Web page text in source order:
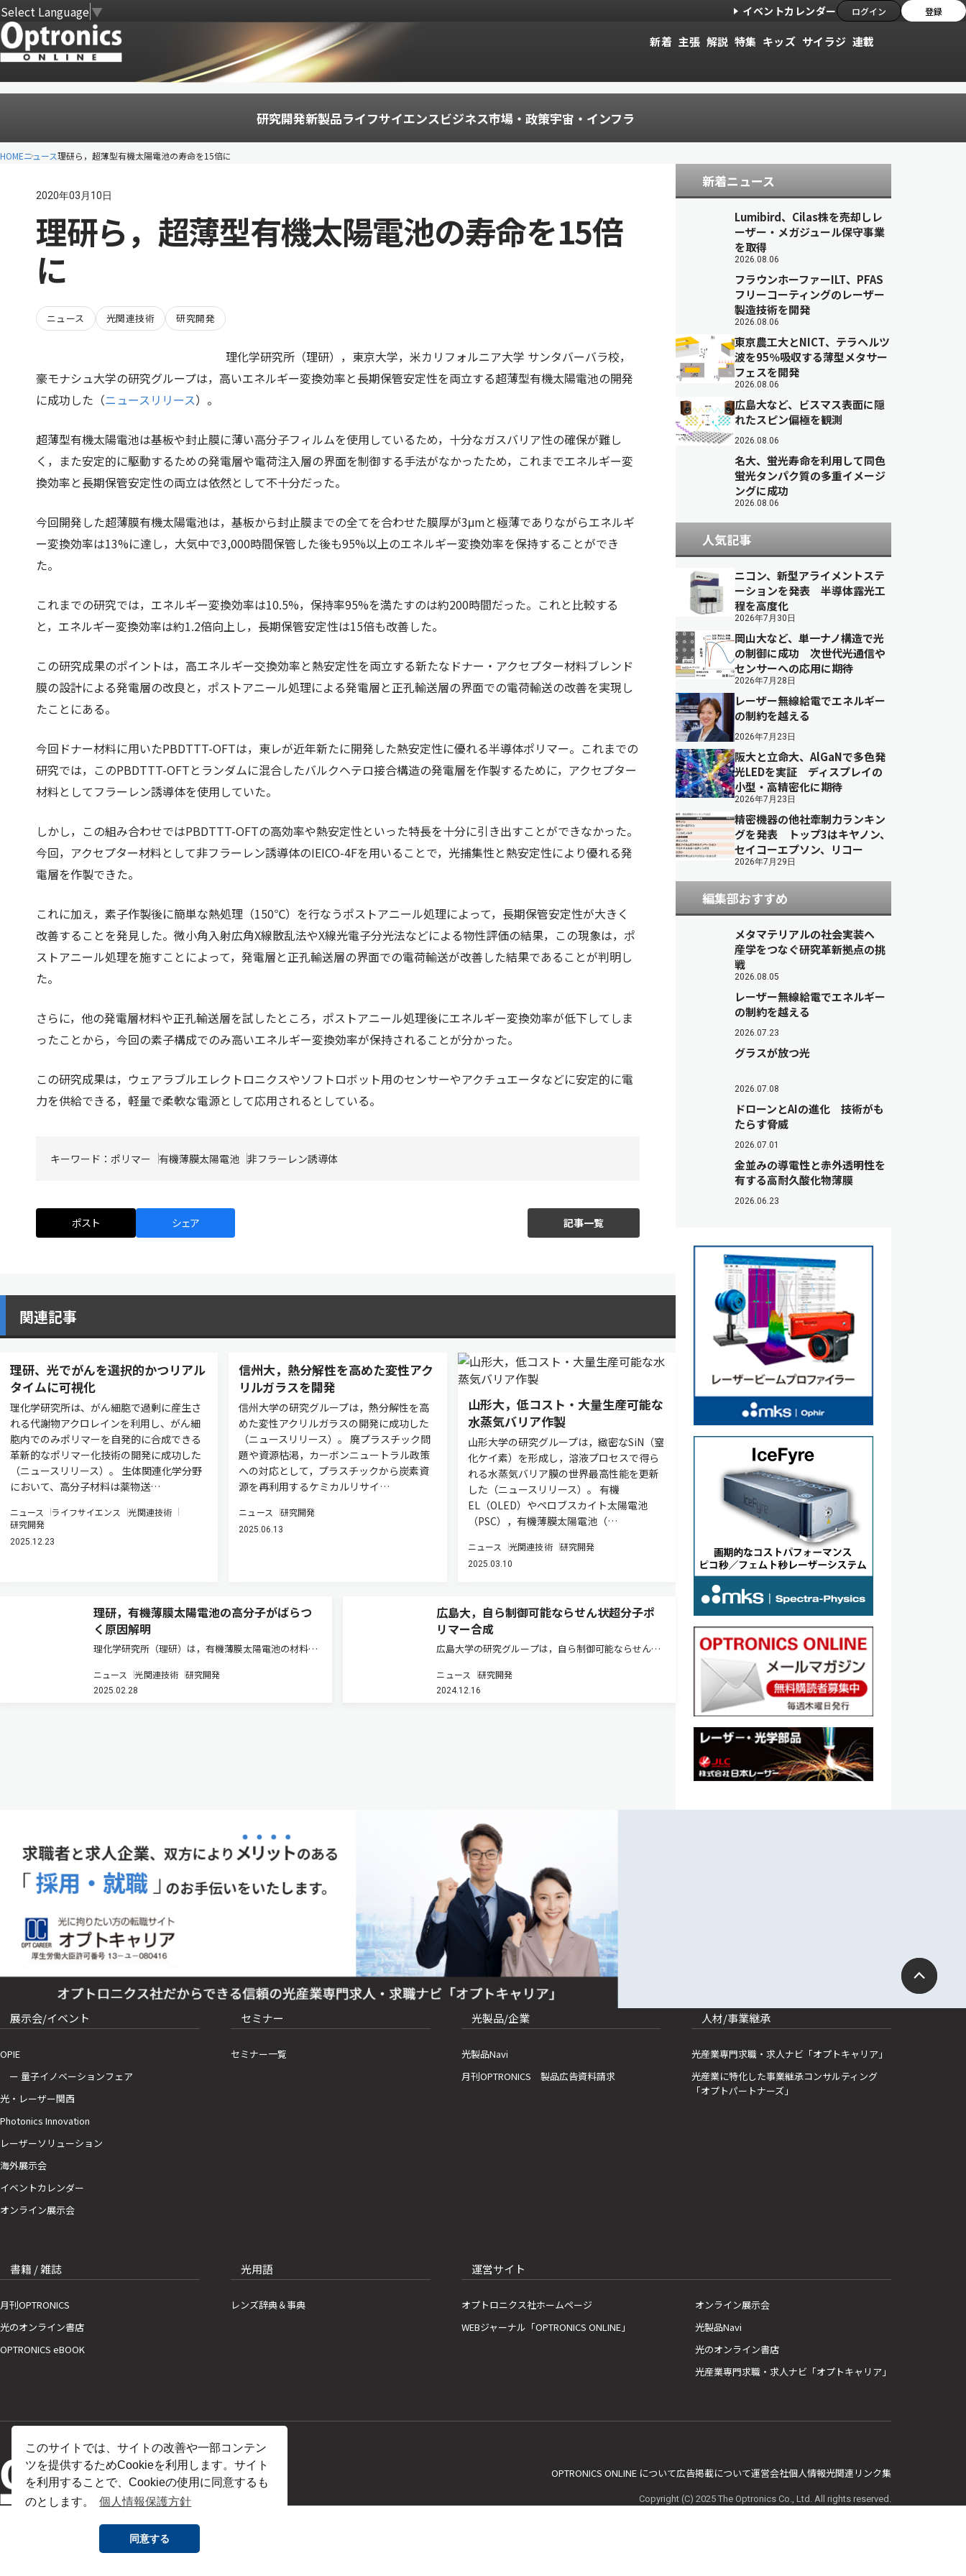
このサイトでは、サイトの改善や一部コンテン
ツを提供するためCookieを利用します。サイト
を利用することで、Cookieの使用に同意するも
のとします。
個人情報保護方針
同意する
Select Language▼ イベントカレンダー ログイン 登録
新着 主張 解説 特集 キッズ サイラジ 連載
研究開発新製品ライフサイエンスビジネス市場・政策宇宙・インフラ
HOMEニュース理研ら，超薄型有機太陽電池の寿命を15倍に
2020年03月10日
理研ら，超薄型有機太陽電池の寿命を15倍
に
ニュース 光関連技術 研究開発
理化学研究所（理研），東京大学，米カリフォルニア大学 サンタバーバラ校，
豪モナシュ大学の研究グループは，高いエネルギー変換効率と長期保管安定性を両立する超薄型有機太陽電池の開発
に成功した（ニュースリリース）。
超薄型有機太陽電池は基板や封止膜に薄い高分子フィルムを使用しているため，十分なガスバリア性の確保が難し
く，また安定的に駆動するための発電層や電荷注入層の界面を制御する手法がなかったため，これまでエネルギー変
換効率と長期保管安定性の両立は依然として不十分だった。
今回開発した超薄膜有機太陽電池は，基板から封止膜までの全てを合わせた膜厚が3μmと極薄でありながらエネルギ
ー変換効率は13%に達し，大気中で3,000時間保管した後も95%以上のエネルギー変換効率を保持することができ
た。
これまでの研究では，エネルギー変換効率は10.5%，保持率95%を満たすのは約200時間だった。これと比較する
と，エネルギー変換効率は約1.2倍向上し，長期保管安定性は15倍も改善した。
この研究成果のポイントは，高エネルギー交換効率と熱安定性を両立する新たなドナー・アクセプター材料ブレンド
膜の設計による発電層の改良と，ポストアニール処理による発電層と正孔輸送層の界面での電荷輸送の改善を実現し
たことにある。
今回ドナー材料に用いたPBDTTT-OFTは，東レが近年新たに開発した熱安定性に優れる半導体ポリマー。これまでの
研究では，このPBDTTT-OFTとランダムに混合したバルクヘテロ接合構造の発電層を作製するために，アクセプター
材料としてフラーレン誘導体を使用していた。
しかし，この組み合わせではPBDTTT-OFTの高効率や熱安定性といった特長を十分に引き出すことができなかった。
今回，アクセプター材料として非フラーレン誘導体のIEICO-4Fを用いることで，光捕集性と熱安定性により優れる発
電層を作製できた。
これに加え，素子作製後に簡単な熱処理（150℃）を行なうポストアニール処理によって，長期保管安定性が大きく
改善することを発見した。微小角入射広角X線散乱法やX線光電子分光法などによる物性評価の結果，この現象は，ポ
ストアニール処理を施すことによって，発電層と正孔輸送層の界面での電荷輸送が改善した結果であることが判明し
た。
さらに，他の発電層材料や正孔輸送層を試したところ，ポストアニール処理後にエネルギー変換効率が低下してしま
ったことから，今回の素子構成でのみ高いエネルギー変換効率が保持されることが分かった。
この研究成果は，ウェアラブルエレクトロニクスやソフトロボット用のセンサーやアクチュエータなどに安定的に電
力を供給できる，軽量で柔軟な電源として応用されるとしている。
キーワード： ポリマー 有機薄膜太陽電池 非フラーレン誘導体
ポスト シェア 記事一覧
関連記事
理研、光でがんを選択的かつリアル
タイムに可視化
理化学研究所は、がん細胞で過剰に産生さ
れる代謝物アクロレインを利用し、がん細
胞内でのみポリマーを自発的に合成できる
革新的なポリマー化技術の開発に成功した
（ニュースリリース）。 生体関連化学分野
において、高分子材料は薬物送…
ニュース ライフサイエンス
光関連技術
研究開発
2025.12.23
信州大，熱分解性を高めた変性アク
リルガラスを開発
信州大学の研究グループは，熱分解性を高
めた変性アクリルガラスの開発に成功した
（ニュースリリース）。 廃プラスチック問
題や資源枯渇，カーボンニュートラル政策
への対応として，プラスチックから炭素資
源を再利用するケミカルリサイ…
ニュース 研究開発
2025.06.13
山形大，低コスト・大量生産可能な
水蒸気バリア作製
山形大学の研究グループは，緻密なSiN（窒
化ケイ素）を形成し，溶液プロセスで得ら
れる水蒸気バリア膜の世界最高性能を更新
した（ニュースリリース）。 有機
EL（OLED）やペロブスカイト太陽電池
（PSC），有機薄膜太陽電池（…
ニュース 光関連技術 研究開発
2025.03.10
理研，有機薄膜太陽電池の高分子がばらつ
く原因解明
理化学研究所（理研）は，有機薄膜太陽電池の材料に
体高分子を合成する製造ロットごとにばらつく原因を
解明した（ニュースリリース）。 有機薄膜太陽電池
ニュース 光関連技術 研究開発
2025.02.28
広島大，自ら制御可能ならせん状超分子ポ
リマー合成
広島大学の研究グループは，自ら制御可能ならせん状
御されたキラリティーを持つ超分子らせんポリマー
は，刺激応答性キラル光学特性を持つ，らせんポリマ
ニュース 研究開発
2024.12.16
新着ニュース
Lumibird、Cilas株を売却しレ
ーザー・メガジュール保守事業
を取得
2026.08.06
フラウンホーファーILT、PFAS
フリーコーティングのレーザー
製造技術を開発
2026.08.06
東京農工大とNICT、テラヘルツ
波を95％吸収する薄型メタサー
フェスを開発
2026.08.06
広島大など、ビスマス表面に隠
れたスピン偏極を観測
2026.08.06
名大、蛍光寿命を利用して同色
蛍光タンパク質の多重イメージ
ングに成功
2026.08.06
人気記事
ニコン、新型アライメントステ
ーションを発表 半導体露光工
程を高度化
2026年7月30日
岡山大など、単一ナノ構造で光
の制御に成功 次世代光通信や
センサーへの応用に期待
2026年7月28日
レーザー無線給電でエネルギー
の制約を越える
2026年7月23日
阪大と立命大、AlGaNで多色発
光LEDを実証 ディスプレイの
小型・高精密化に期待
2026年7月23日
精密機器の他社牽制力ランキン
グを発表 トップ3はキヤノン、
セイコーエプソン、リコー
2026年7月29日
編集部おすすめ
メタマテリアルの社会実装へ
産学をつなぐ研究革新拠点の挑
戦
2026.08.05
レーザー無線給電でエネルギー
の制約を越える
2026.07.23
グラスが放つ光
2026.07.08
ドローンとAIの進化 技術がも
たらす脅威
2026.07.01
金並みの導電性と赤外透明性を
有する高耐久酸化物薄膜
2026.06.23
展示会/イベント
OPIE
ー 量子イノベーションフェア
光・レーザー関西
Photonics Innovation
レーザーソリューション
海外展示会
イベントカレンダー
オンライン展示会
セミナー
セミナー一覧
光製品/企業
光製品Navi
月刊OPTRONICS 製品広告資料請求
人材/事業継承
光産業専門求職・求人ナビ「オプトキャリア」
光産業に特化した事業継承コンサルティング
「オプトパートナーズ」
書籍 / 雑誌
月刊OPTRONICS
光のオンライン書店
OPTRONICS eBOOK
光用語
レンズ辞典＆事典
運営サイト
オプトロニクス社ホームページ
WEBジャーナル「OPTRONICS ONLINE」
オンライン展示会
光製品Navi
光のオンライン書店
光産業専門求職・求人ナビ「オプトキャリア」
OPTRONICS ONLINE について広告掲載について運営会社個人情報光関連リンク集
Copyright (C) 2025 The Optronics Co., Ltd. All rights reserved.